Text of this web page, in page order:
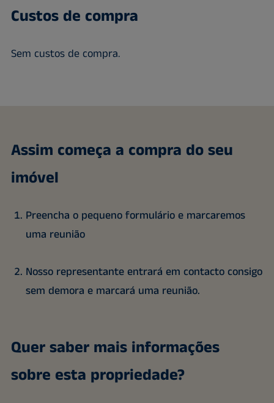
Custos de compra
Sem custos de compra.
Assim começa a compra do seu
imóvel
Preencha o pequeno formulário e marcaremos
uma reunião
Nosso representante entrará em contacto consigo
sem demora e marcará uma reunião.
Quer saber mais informações
sobre esta propriedade?